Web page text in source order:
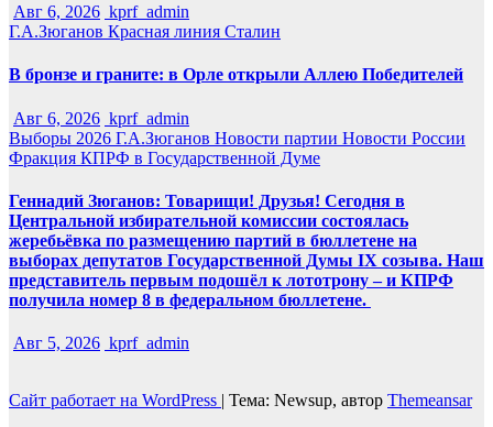
Авг 6, 2026 kprf_admin
Г.А.Зюганов Красная линия Сталин
В бронзе и граните: в Орле открыли Аллею Победителей
Авг 6, 2026 kprf_admin
Выборы 2026 Г.А.Зюганов Новости партии Новости России
Фракция КПРФ в Государственной Думе
Геннадий Зюганов: Товарищи! Друзья! Сегодня в
Центральной избирательной комиссии состоялась
жеребьёвка по размещению партий в бюллетене на
выборах депутатов Государственной Думы IX созыва. Наш
представитель первым подошёл к лототрону – и КПРФ
получила номер 8 в федеральном бюллетене.
Авг 5, 2026 kprf_admin
Сайт работает на WordPress | Тема: Newsup, автор Themeansar